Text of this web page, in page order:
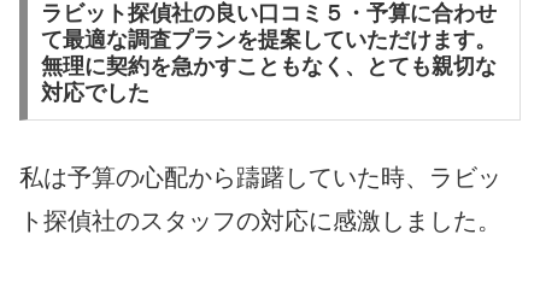
ラビット探偵社の良い口コミ５・予算に合わせ
て最適な調査プランを提案していただけます。
無理に契約を急かすこともなく、とても親切な
対応でした
私は予算の心配から躊躇していた時、ラビッ
ト探偵社のスタッフの対応に感激しました。